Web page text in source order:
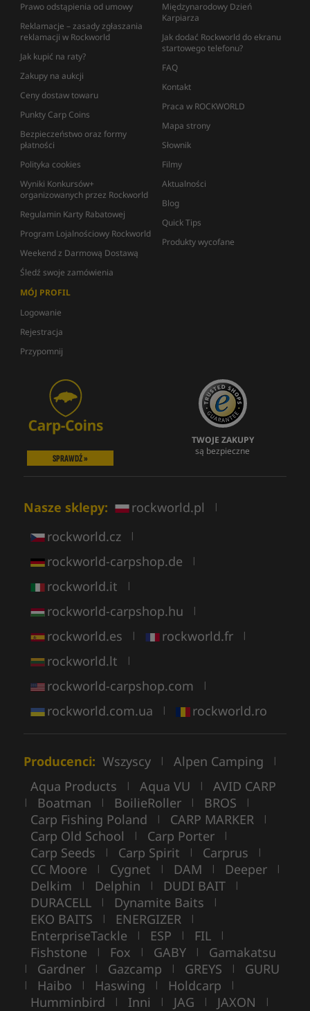
Prawo odstąpienia od umowy
Reklamacje – zasady zgłaszania
reklamacji w Rockworld
Jak kupić na raty?
Zakupy na aukcji
Ceny dostaw towaru
Punkty Carp Coins
Bezpieczeństwo oraz formy
płatności
Polityka cookies
Wyniki Konkursów+
organizowanych przez Rockworld
Regulamin Karty Rabatowej
Program Lojalnościowy Rockworld
Weekend z Darmową Dostawą
Śledź swoje zamówienia
Międzynarodowy Dzień
Karpiarza
Jak dodać Rockworld do ekranu
startowego telefonu?
FAQ
Kontakt
Praca w ROCKWORLD
Mapa strony
Słownik
Filmy
Aktualności
Blog
Quick Tips
Produkty wycofane
MÓJ PROFIL
Logowanie
Rejestracja
Przypomnij
SPRAWDŹ »
TWOJE ZAKUPY
są bezpieczne
Nasze sklepy: rockworld.pl |
rockworld.cz |
rockworld-carpshop.de |
rockworld.it |
rockworld-carpshop.hu |
rockworld.es | rockworld.fr |
rockworld.lt |
rockworld-carpshop.com |
rockworld.com.ua | rockworld.ro
Producenci: Wszyscy | Alpen Camping |
Aqua Products | Aqua VU | AVID CARP
| Boatman | BoilieRoller | BROS |
Carp Fishing Poland | CARP MARKER |
Carp Old School | Carp Porter |
Carp Seeds | Carp Spirit | Carprus |
CC Moore | Cygnet | DAM | Deeper |
Delkim | Delphin | DUDI BAIT |
DURACELL | Dynamite Baits |
EKO BAITS | ENERGIZER |
EnterpriseTackle | ESP | FIL |
Fishstone | Fox | GABY | Gamakatsu
| Gardner | Gazcamp | GREYS | GURU
| Haibo | Haswing | Holdcarp |
Humminbird | Inni | JAG | JAXON |